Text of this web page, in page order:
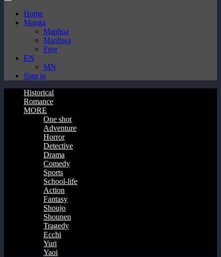
Home
Manga
Manhua
Manhwa
Free
EN
MN
Sign in
Historical
Romance
MORE
One shot
Adventure
Horror
Detective
Drama
Comedy
Sports
School-life
Action
Fantasy
Shoujo
Shounen
Tragedy
Ecchi
Yuri
Yaoi